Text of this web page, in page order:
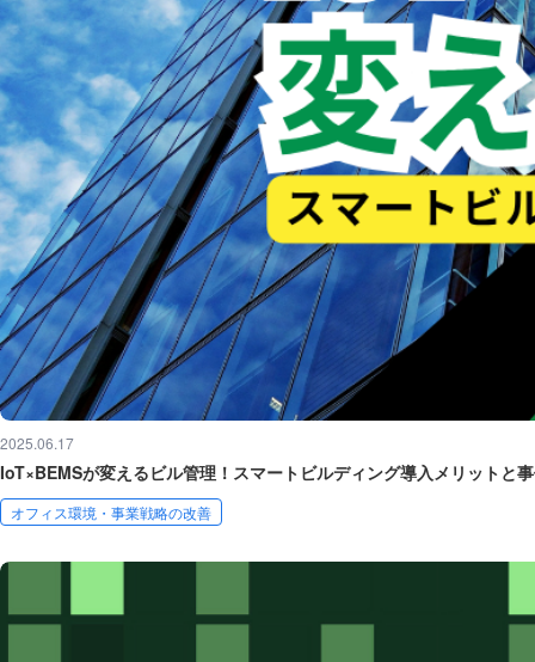
2025.06.17
IoT×BEMSが変えるビル管理！スマートビルディング導入メリットと
オフィス環境・事業戦略の改善